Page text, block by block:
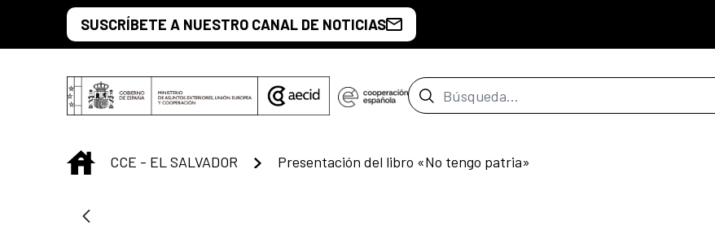
Saltar al contenido principal
SUSCRÍBETE A NUESTRO CANAL DE NOTICIAS
Barra de búsqueda
INICIO
CCE - EL SALVADOR Presentación del libro «No tengo patria»